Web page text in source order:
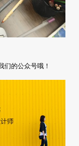
们的公众号哦！